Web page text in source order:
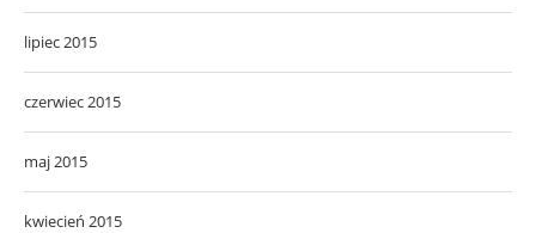
lipiec 2015
czerwiec 2015
maj 2015
kwiecień 2015